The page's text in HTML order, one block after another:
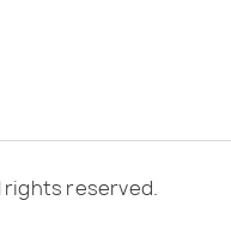
rights reserved.